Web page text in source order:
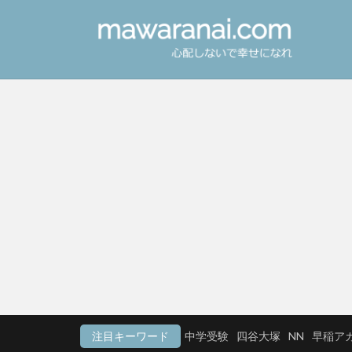
注目キーワード 中学受験 四谷大塚 NN 早稲ア